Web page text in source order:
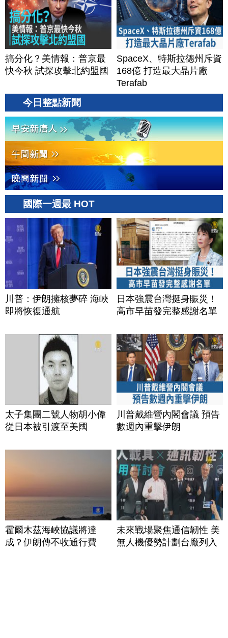
搞分化？美情報：普京最
快今秋 試探攻擊北約盟國
SpaceX、特斯拉德州斥資
168億 打造最大晶片廠
Terafab
今日整點新聞
國際一週最 HOT
川普：伊朗擁核夢碎 海峽
即將恢復通航
日本強震台灣挺身賑災！
高市早苗發完整感謝名單
太子集團二號人物胡小偉
從日本被引渡至美國
川普戴維營內閣會議 預告
數週內重擊伊朗
霍爾木茲海峽協議將達
成？伊朗傳不收通行費
未來戰場聚焦通信韌性 美
無人機優勢計劃台廠列入